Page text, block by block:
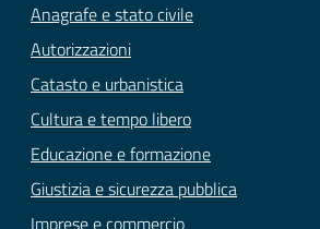
Anagrafe e stato civile
Autorizzazioni
Catasto e urbanistica
Cultura e tempo libero
Educazione e formazione
Giustizia e sicurezza pubblica